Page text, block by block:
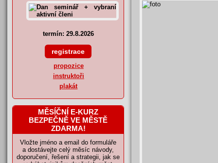
termín: 29.8.2026
propozice
instruktoři
plakát
MĚSÍČNÍ E-KURZ
BEZPEČNĚ VE MĚSTĚ
ZDARMA!
Vložte jméno a email do formuláře
a dostávejte celý měsíc návody,
doporučení, řešení a strategii, jak se